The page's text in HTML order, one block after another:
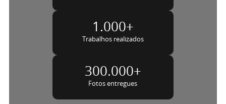
1.000+
Trabalhos realizados
300.000+
Fotos entregues